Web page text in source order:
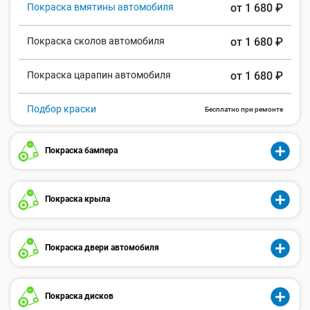
Покраска вмятины автомобиля от 1 680 ₽
Покраска сколов автомобиля от 1 680 ₽
Покраска царапин автомобиля от 1 680 ₽
Подбор краски Бесплатно при ремонте
Покраска бампера
Покраска крыла
Покраска двери автомобиля
Покраска дисков